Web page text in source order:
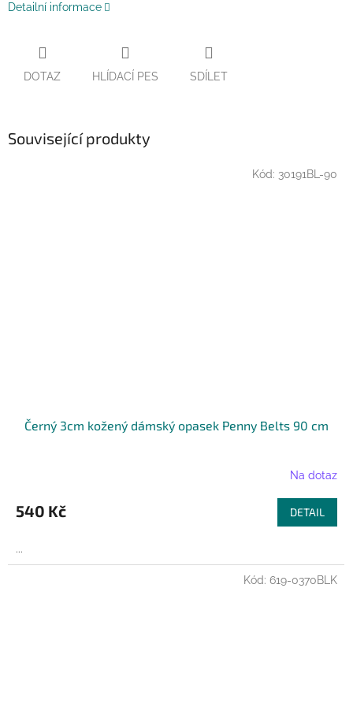
Detailní informace
DOTAZ HLÍDACÍ PES SDÍLET
Související produkty
Černý 3cm kožený dámský opasek Penny Belts 90 cm
Na dotaz
540 Kč DETAIL
...
Kód: 30191BL-90
Kód: 619-0370BLK